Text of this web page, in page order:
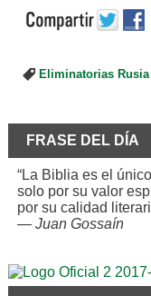
Eliminatorias Rusia
FRASE DEL DÍA
“La Biblia es el
solo por su valor
por su calidad
— Juan Gossaín